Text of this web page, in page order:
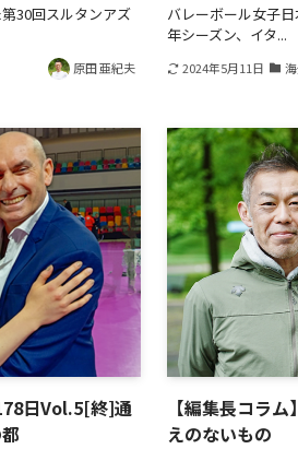
30回スルタンアズ
原田 亜紀夫
バレーボール女子
年シーズン、イタ...
2024年5月11日
日Vol.5[終]通
【編集長コラ
えのないもの